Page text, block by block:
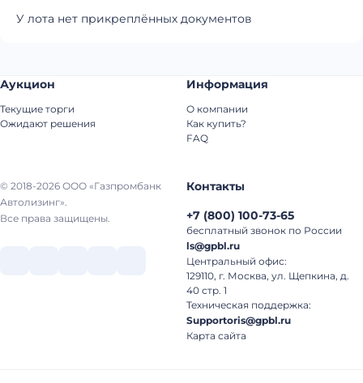
У лота нет прикреплённых документов
© 2018-2026 ООО «Газпромбанк
Автолизинг».
Все права защищены.
Аукцион
Текущие торги
Ожидают решения
Информация
О компании
Как купить?
FAQ
Контакты
+7 (800) 100-73-65
бесплатный звонок по России
ls@gpbl.ru
Центральный офис:
129110, г. Москва, ул. Щепкина, д.
40 стр. 1
Техническая поддержка:
Supportoris@gpbl.ru
Карта сайта